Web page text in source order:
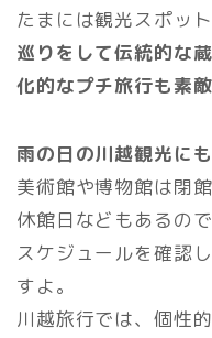
たまには観光スポッ
巡りをして伝統的な
化的なプチ旅行も素敵
雨の日の川越観光に
美術館や博物館は閉
休館日などもあるの
スケジュールを確認
すよ。
川越旅行では、個性